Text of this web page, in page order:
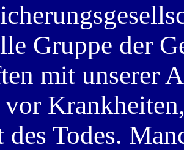
Gruppe der
mit unserer
des Todes.